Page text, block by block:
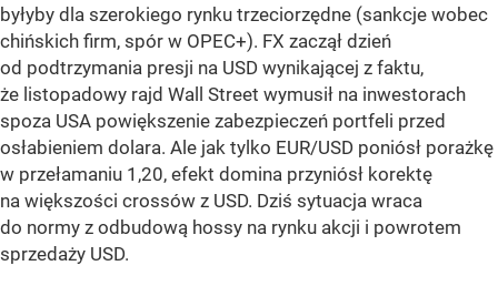
byłyby dla szerokiego rynku trzeciorzędne (sankcje wobec
chińskich firm, spór w OPEC+). FX zaczął dzień
od podtrzymania presji na USD wynikającej z faktu,
że listopadowy rajd Wall Street wymusił na inwestorach
spoza USA powiększenie zabezpieczeń portfeli przed
osłabieniem dolara. Ale jak tylko EUR/USD poniósł porażkę
w przełamaniu 1,20, efekt domina przyniósł korektę
na większości crossów z USD. Dziś sytuacja wraca
do normy z odbudową hossy na rynku akcji i powrotem
sprzedaży USD.